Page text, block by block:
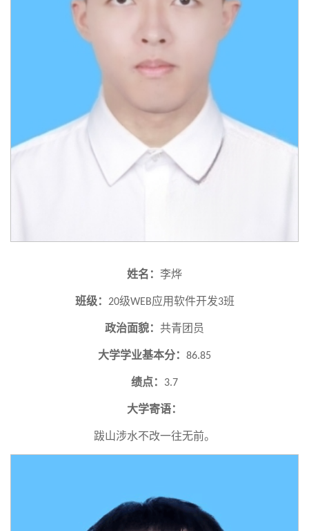
姓名： 李烨
班级： 20级WEB应用软件开发3班
政治面貌： 共青团员
大学学业基本分： 86.85
绩点： 3.7
大学寄语：
跋山涉水不改一往无前。